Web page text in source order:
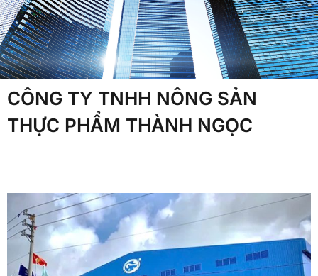
CÔNG TY TNHH NÔNG SẢN
THỰC PHẨM THÀNH NGỌC